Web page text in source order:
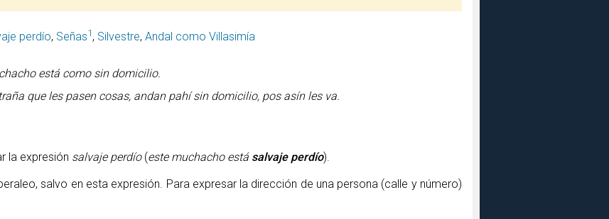
perdío, Señas1 , Silvestre, Andal como Villasimía
está como sin domicilio.
que les pasen cosas, andan pahí sin domicilio, pos asín les va.
la expresión salvaje perdío(este muchacho está salvaje perdío).
salvo en esta expresión. Para expresar la dirección de una persona (calle y número)